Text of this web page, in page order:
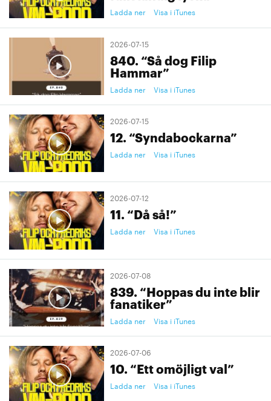
Ladda ner Visa i iTunes
2026-07-15
840. “Så dog Filip
Hammar”
Ladda ner Visa i iTunes
2026-07-15
12. “Syndabockarna”
Ladda ner Visa i iTunes
2026-07-12
11. “Då så!”
Ladda ner Visa i iTunes
2026-07-08
839. “Hoppas du inte blir
fanatiker”
Ladda ner Visa i iTunes
2026-07-06
10. “Ett omöjligt val”
Ladda ner Visa i iTunes